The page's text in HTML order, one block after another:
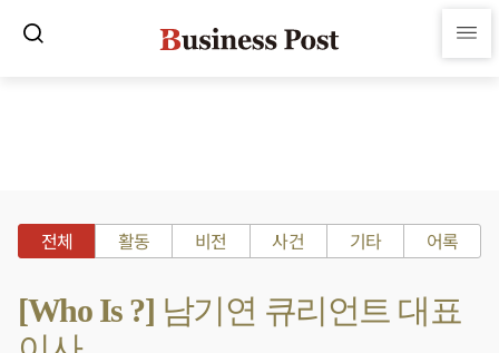
전체 활동 비전 사건 기타 어록
[Who Is ?] 남기연 큐리언트 대표